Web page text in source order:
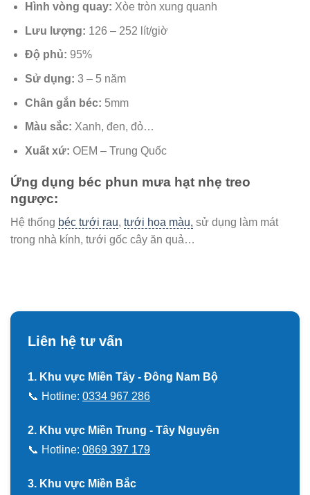
Hình vòng quay: Xòe tròn xung quanh
Lưu lượng: 126 – 252 lít/giờ
Độ phủ: 95%
Sử dụng: 3 – 5 năm
Chân gắn béc: 5mm
Màu sắc: Xanh, đen, đỏ…
Xuất xứ: OEM – Trung Quốc
Ứng dụng béc phun mưa hạt nhẹ treo
ngược:
Hệ thống béc tưới rau, tưới hoa màu, sử dụng làm mát
trong nhà kính, tưới gốc cây ăn quả…
Liên hệ tư vấn
1. Khu vực Miền Tây - Đông Nam Bộ
📞 Hotline: 0334 967 286
2. Khu vực Miền Trung - Tây Nguyên
📞 Hotline: 0869 397 179
3. Khu vực Miền Bắc